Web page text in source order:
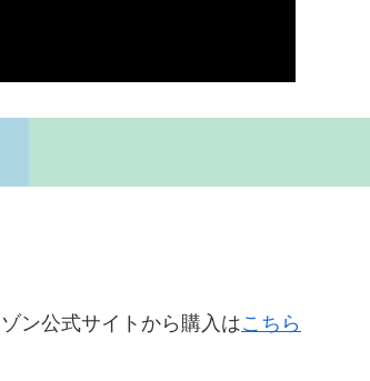
ン公式サイトから購入はこちら